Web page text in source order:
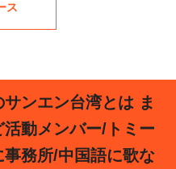
ス
ンエン台湾とは ま
動メンバー/トミー
務所/中国語に歌な